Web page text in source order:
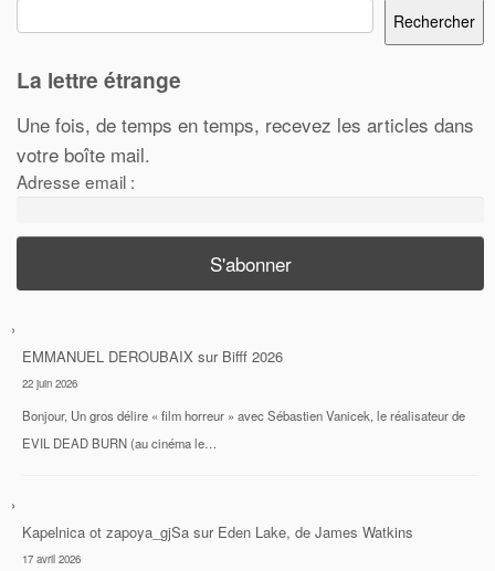
Rechercher
La lettre étrange
Une fois, de temps en temps, recevez les articles dans
votre boîte mail.
Adresse email :
EMMANUEL DEROUBAIX sur Bifff 2026
22 juin 2026
Bonjour, Un gros délire « film horreur » avec Sébastien Vanicek, le réalisateur de
EVIL DEAD BURN (au cinéma le…
Kapelnica ot zapoya_gjSa sur Eden Lake, de James Watkins
17 avril 2026